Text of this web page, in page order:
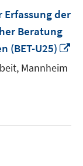
der
Beratung
(BET-U25)
Mannheim